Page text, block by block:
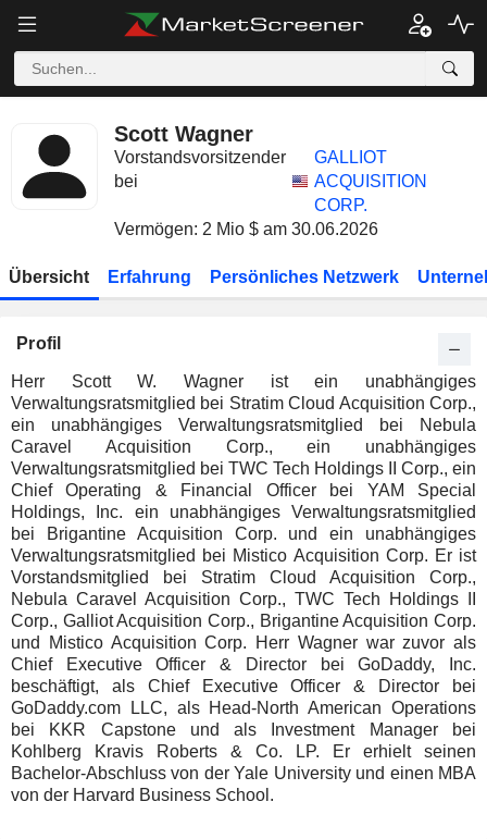
Scott Wagner
Vorstandsvorsitzender
bei
GALLIOT
ACQUISITION
CORP.
Vermögen: 2 Mio $ am 30.06.2026
Übersicht Erfahrung Persönliches Netzwerk
Profil
Herr Scott W. Wagner ist ein unabhängiges
Verwaltungsratsmitglied bei Stratim Cloud Acquisition Corp.,
ein unabhängiges Verwaltungsratsmitglied bei Nebula
Caravel Acquisition Corp., ein unabhängiges
Verwaltungsratsmitglied bei TWC Tech Holdings II Corp., ein
Chief Operating & Financial Officer bei YAM Special
Holdings, Inc. ein unabhängiges Verwaltungsratsmitglied
bei Brigantine Acquisition Corp. und ein unabhängiges
Verwaltungsratsmitglied bei Mistico Acquisition Corp. Er ist
Vorstandsmitglied bei Stratim Cloud Acquisition Corp.,
Nebula Caravel Acquisition Corp., TWC Tech Holdings II
Corp., Galliot Acquisition Corp., Brigantine Acquisition Corp.
und Mistico Acquisition Corp. Herr Wagner war zuvor als
Chief Executive Officer & Director bei GoDaddy, Inc.
beschäftigt, als Chief Executive Officer & Director bei
GoDaddy.com LLC, als Head-North American Operations
bei KKR Capstone und als Investment Manager bei
Kohlberg Kravis Roberts & Co. LP. Er erhielt seinen
Bachelor-Abschluss von der Yale University und einen MBA
von der Harvard Business School.